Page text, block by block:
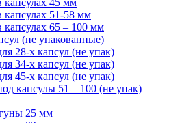
45 мм
51-58 мм
65 – 100 мм
(не упакованные)
28-х капсул (не упак)
34-х капсул (не упак)
45-х капсул (не упак)
капсулы 51 – 100 (не упак)
25 мм